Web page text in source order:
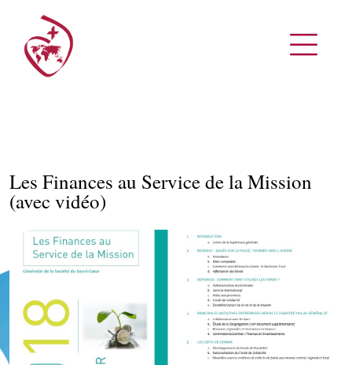
Les Finances au Service de la Mission
(avec vidéo)